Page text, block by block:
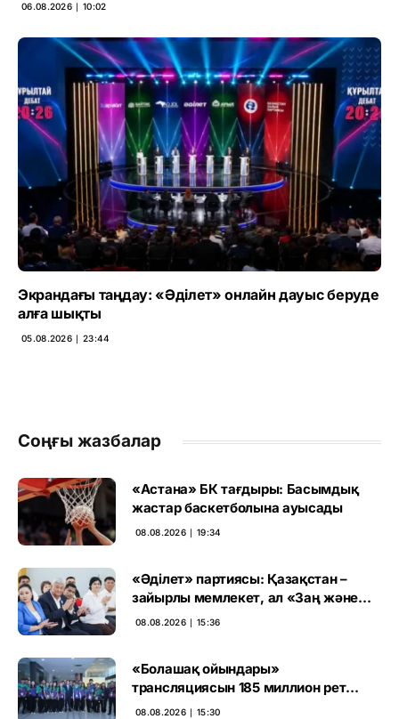
06.08.2026 ∣ 10:02
Экрандағы таңдау: «Әділет» онлайн дауыс беруде
алға шықты
05.08.2026 ∣ 23:44
Соңғы жазбалар
«Астана» БК тағдыры: Басымдық
жастар баскетболына ауысады
08.08.2026 ∣ 19:34
«Әділет» партиясы: Қазақстан –
зайырлы мемлекет, ал «Заң және
тәртіп» қағидаты баршаға міндетті
08.08.2026 ∣ 15:36
«Болашақ ойындары»
трансляциясын 185 миллион рет
көрген
08.08.2026 ∣ 15:30